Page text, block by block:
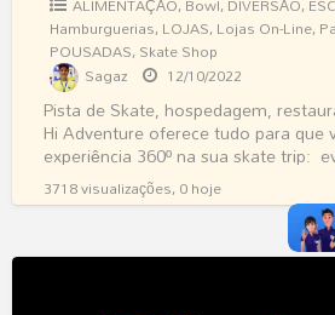
Hamburguerias, LOJAS, Lojas On-Line,
POUSADAS, Skate Shop
Sagaz
12/10/2022
Pista de Skate, hospedagem,
Hi Adventure oferece tudo para que
experiência 360º na sua skate trip:
3718 visualizações, 0 hoje
PLACE